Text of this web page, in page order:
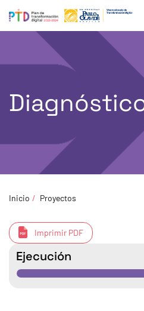
Inicio Proyectos
Ejecución
Imprimir PDF